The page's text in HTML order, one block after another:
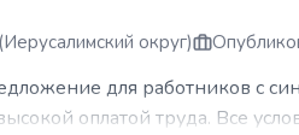
округ)
для работников с
оплатой труда. Все